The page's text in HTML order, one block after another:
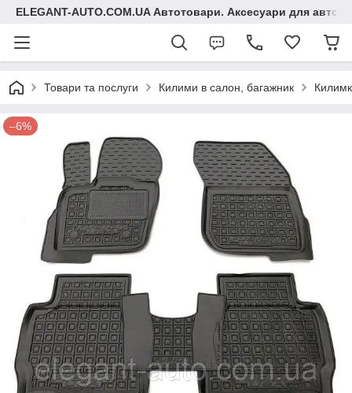
ELEGANT-AUTO.COM.UA Автотовари. Аксесуари для авто
Товари та послуги Килими в салон, багажник
–6%